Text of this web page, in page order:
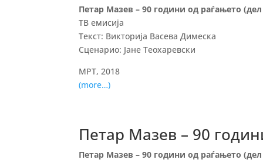
Петар Мазев – 90 години од раѓањето (дел
ТВ емисија
Текст: Викторија Васева Димеска
Сценарио: Јане Теохаревски
МРТ, 2018
(more…)
Петар Мазев – 90
Петар Мазев – 90 години од раѓањето (дел